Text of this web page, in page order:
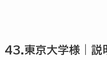
43.東京大学様｜説